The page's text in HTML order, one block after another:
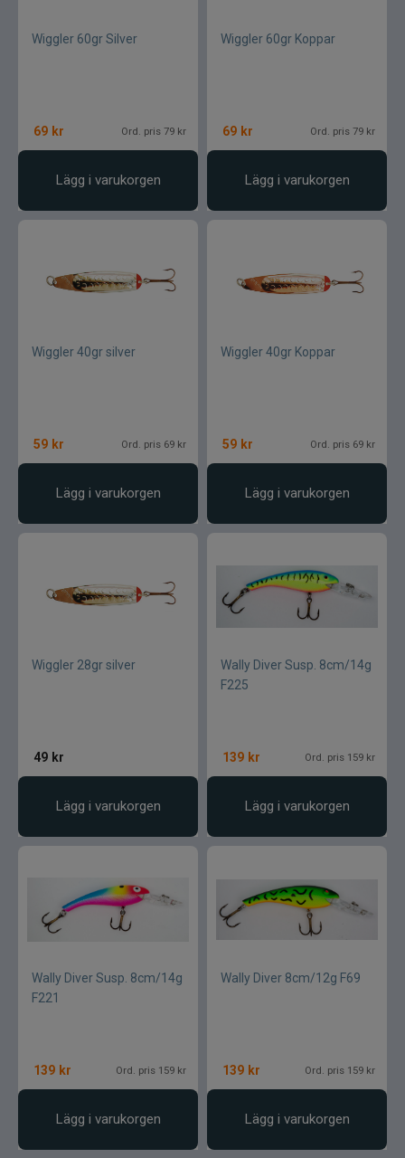
Wiggler 60gr Silver
69 kr Ord. pris 79 kr
Lägg i varukorgen
Wiggler 60gr Koppar
69 kr Ord. pris 79 kr
Lägg i varukorgen
Wiggler 40gr silver
59 kr Ord. pris 69 kr
Lägg i varukorgen
Wiggler 40gr Koppar
59 kr Ord. pris 69 kr
Lägg i varukorgen
Wiggler 28gr silver
49 kr
Lägg i varukorgen
Wally Diver Susp. 8cm/14g
F225
139 kr Ord. pris 159 kr
Lägg i varukorgen
Wally Diver Susp. 8cm/14g
F221
139 kr Ord. pris 159 kr
Lägg i varukorgen
Wally Diver 8cm/12g F69
139 kr Ord. pris 159 kr
Lägg i varukorgen